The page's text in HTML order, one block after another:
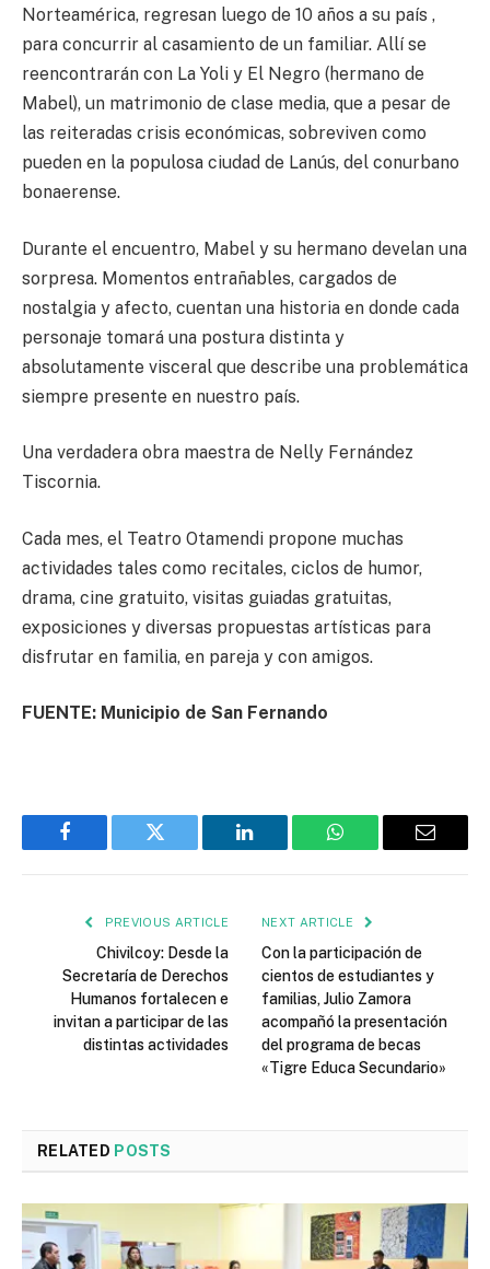
Norteamérica, regresan luego de 10 años a su país ,
para concurrir al casamiento de un familiar. Allí se
reencontrarán con La Yoli y El Negro (hermano de
Mabel), un matrimonio de clase media, que a pesar de
las reiteradas crisis económicas, sobreviven como
pueden en la populosa ciudad de Lanús, del conurbano
bonaerense.
Durante el encuentro, Mabel y su hermano develan una
sorpresa. Momentos entrañables, cargados de
nostalgia y afecto, cuentan una historia en donde cada
personaje tomará una postura distinta y
absolutamente visceral que describe una problemática
siempre presente en nuestro país.
Una verdadera obra maestra de Nelly Fernández
Tiscornia.
Cada mes, el Teatro Otamendi propone muchas
actividades tales como recitales, ciclos de humor,
drama, cine gratuito, visitas guiadas gratuitas,
exposiciones y diversas propuestas artísticas para
disfrutar en familia, en pareja y con amigos.
FUENTE: Municipio de San Fernando
Facebook Twitter LinkedIn WhatsApp Email
PREVIOUS ARTICLE
Chivilcoy: Desde la
Secretaría de Derechos
Humanos fortalecen e
invitan a participar de las
distintas actividades
NEXT ARTICLE
Con la participación de
cientos de estudiantes y
familias, Julio Zamora
acompañó la presentación
del programa de becas
«Tigre Educa Secundario»
RELATED POSTS